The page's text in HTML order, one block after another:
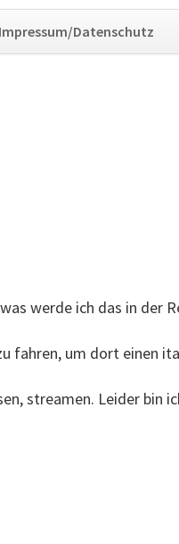
Impressum/Datenschutz
werde ich das in der
um dort einen
streamen. Leider bin